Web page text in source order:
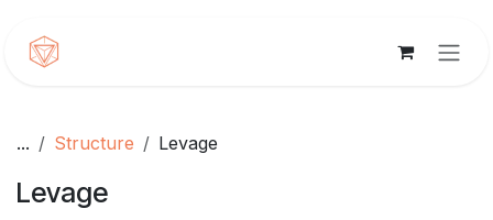
... Structure Levage
Levage